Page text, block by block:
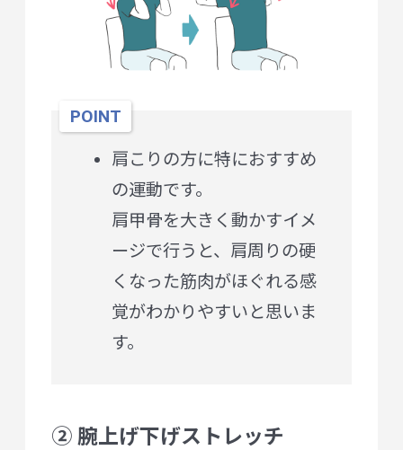
POINT
肩こりの方に特におすすめ
の運動です。
肩甲骨を大きく動かすイメ
ージで行うと、肩周りの硬
くなった筋肉がほぐれる感
覚がわかりやすいと思いま
す。
② 腕上げ下げストレッチ